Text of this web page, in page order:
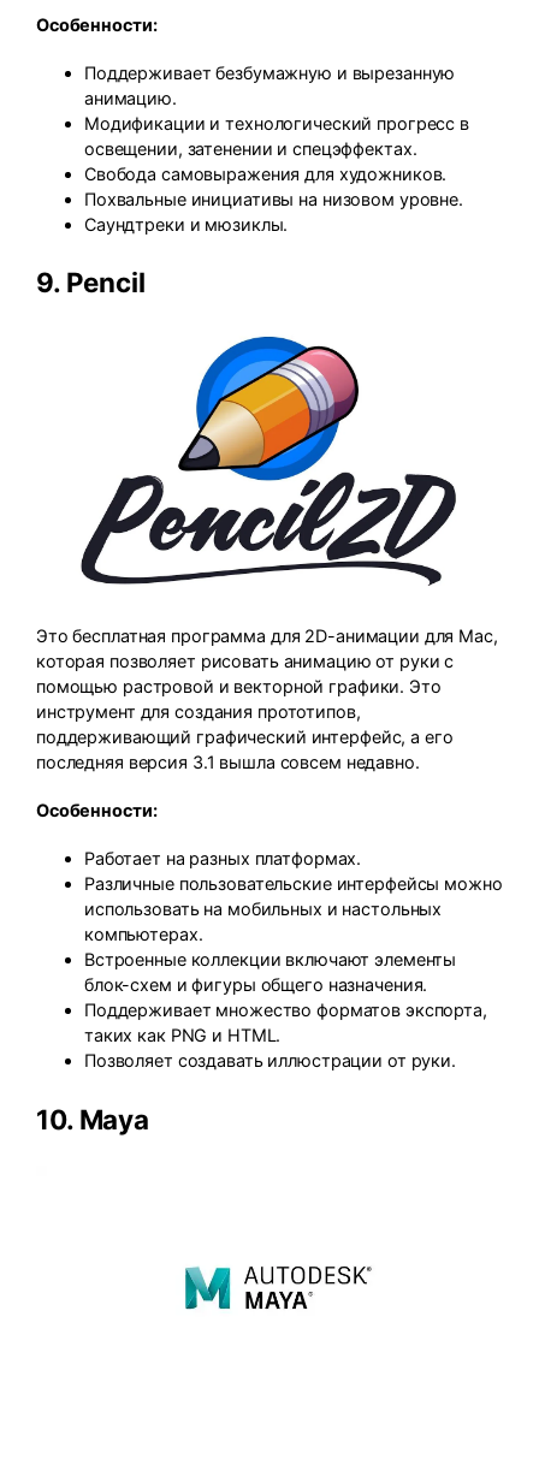
Особенности:
Поддерживает безбумажную и вырезанную
анимацию.
Модификации и технологический прогресс в
освещении, затенении и спецэффектах.
Свобода самовыражения для художников.
Похвальные инициативы на низовом уровне.
Саундтреки и мюзиклы.
9. Pencil
Это бесплатная программа для 2D-анимации для Mac,
которая позволяет рисовать анимацию от руки с
помощью растровой и векторной графики. Это
инструмент для создания прототипов,
поддерживающий графический интерфейс, а его
последняя версия 3.1 вышла совсем недавно.
Особенности:
Работает на разных платформах.
Различные пользовательские интерфейсы можно
использовать на мобильных и настольных
компьютерах.
Встроенные коллекции включают элементы
блок-схем и фигуры общего назначения.
Поддерживает множество форматов экспорта,
таких как PNG и HTML.
Позволяет создавать иллюстрации от руки.
10. Maya